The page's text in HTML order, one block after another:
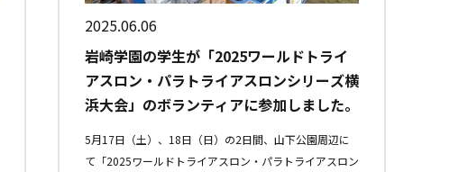
2025.06.06
岩崎学園の学生が「2025ワールドトライ
アスロン・パラトライアスロンシリーズ横
浜大会」のボランティアに参加しました。
5月17日（土）、18日（日）の2日間、山下公園周辺に
て「2025ワールドトライアスロン・パラトライアスロン